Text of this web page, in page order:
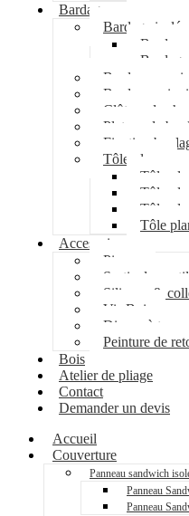
Bardage
Bardage isolé
Bardage non
Bardage acier
Clôture de
Plateau de
Fixation
Tôle plane
Tôle
Tôle
Tôle
Tôle
Accessoires
Pipeco
Sortie de
Silicone &
Vis Bois
Disque à
Peinture de
Bois
Atelier de pliage
Contact
Demander un devis
Accueil
Couverture
Panneau sandwich
Panneau
Panneau